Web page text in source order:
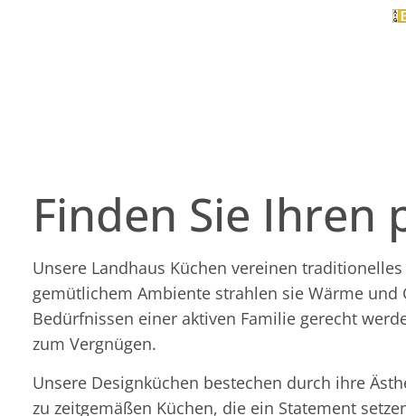
Finden Sie Ihren
Unsere Landhaus Küchen vereinen
gemütlichem Ambiente strahlen sie Wärme
Bedürfnissen einer aktiven Familie gerecht
zum Vergnügen.
Unsere Designküchen bestechen durch ihre
zu zeitgemäßen Küchen, die ein Statement